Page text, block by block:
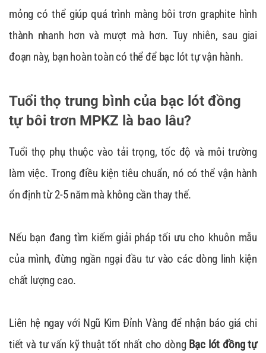
mỏng có thể giúp quá trình màng bôi trơn graphite hình
thành nhanh hơn và mượt mà hơn. Tuy nhiên, sau giai
đoạn này, bạn hoàn toàn có thể để bạc lót tự vận hành.
Tuổi thọ trung bình của bạc lót đồng
tự bôi trơn MPKZ là bao lâu?
Tuổi thọ phụ thuộc vào tải trọng, tốc độ và môi trường
làm việc. Trong điều kiện tiêu chuẩn, nó có thể vận hành
ổn định từ 2-5 năm mà không cần thay thế.
Nếu bạn đang tìm kiếm giải pháp tối ưu cho khuôn mẫu
của mình, đừng ngần ngại đầu tư vào các dòng linh kiện
chất lượng cao.
Liên hệ ngay với Ngũ Kim Đỉnh Vàng để nhận báo giá chi
tiết và tư vấn kỹ thuật tốt nhất cho dòng Bạc lót đồng tự